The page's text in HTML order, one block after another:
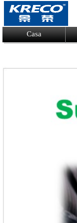
Logo Picture
Casa